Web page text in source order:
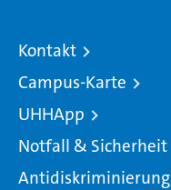
Kontakt
Campus-Karte
UHHApp
Notfall & Sicherheit
Antidiskriminierung